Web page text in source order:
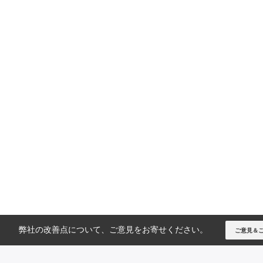
弊社の改善点について、ご意見をお寄せください。 ご意見＆